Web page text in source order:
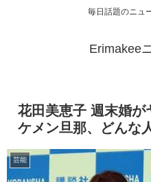
毎日話題のニュ
Erimakee
花田美恵子 週末婚が
ケメン旦那、どんな
芸能